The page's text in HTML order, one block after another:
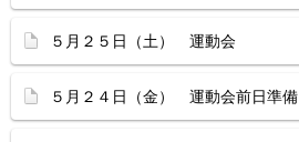
５月２５日（土） 運動会
５月２４日（金） 運動会前日準備